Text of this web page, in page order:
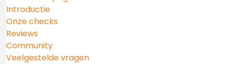
Introductie
Onze checks
Reviews
Community
Veelgestelde vragen